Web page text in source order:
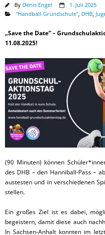
By Denis Engel
1. Juli 2025
"Handball-Grundschule" DHB
„Save the Date“–
11.08.2025!
(90 Minuten) können
des DHB – den Hanniball-​​​Pass –
austesten und in verschiedenen
stellen.
Ein großes Ziel ist es dabei,
begeistern, damit diese auch
In Sachsen-Anhalt konnten im